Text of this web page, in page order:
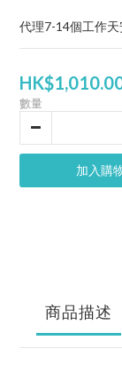
代理7-14個工作
數量
加入購
商品描述